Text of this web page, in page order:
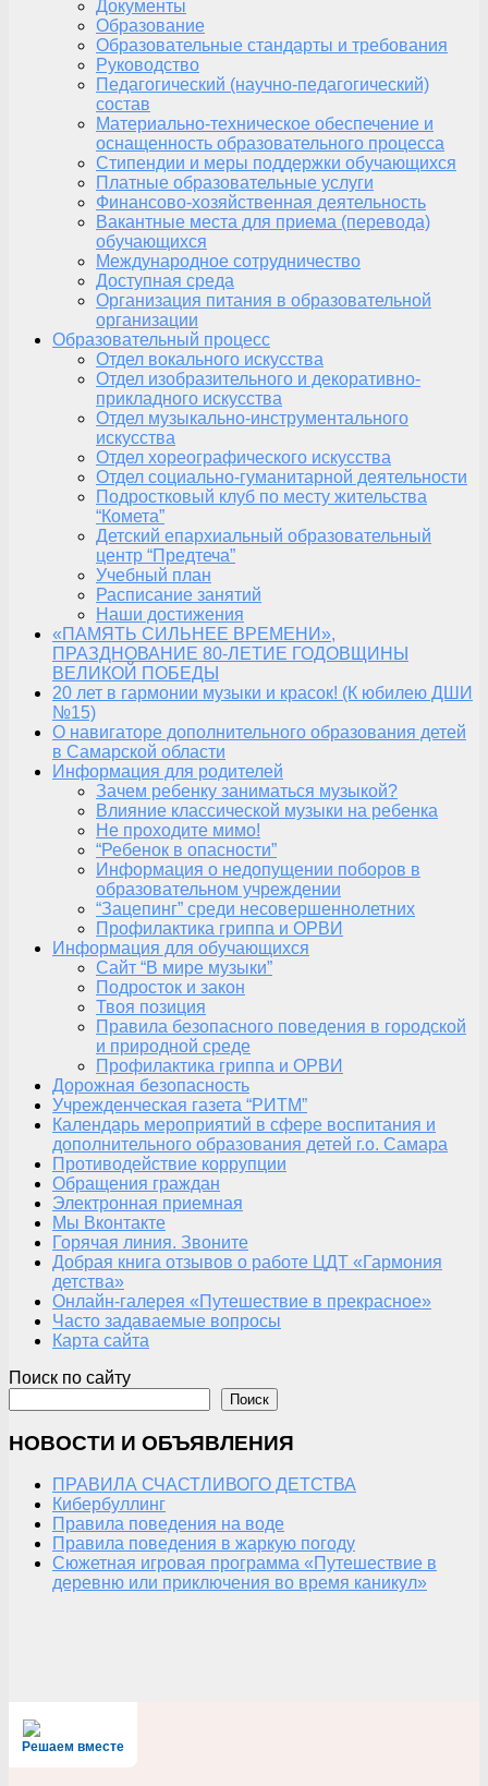
Документы
Образование
Образовательные стандарты и требования
Руководство
Педагогический (научно-педагогический)
состав
Материально-техническое обеспечение и
оснащенность образовательного процесса
Стипендии и меры поддержки обучающихся
Платные образовательные услуги
Финансово-хозяйственная деятельность
Вакантные места для приема (перевода)
обучающихся
Международное сотрудничество
Доступная среда
Организация питания в образовательной
организации
Образовательный процесс
Отдел вокального искусства
Отдел изобразительного и декоративно-
прикладного искусства
Отдел музыкально-инструментального
искусства
Отдел хореографического искусства
Отдел социально-гуманитарной деятельности
Подростковый клуб по месту жительства
“Комета”
Детский епархиальный образовательный
центр “Предтеча”
Учебный план
Расписание занятий
Наши достижения
«ПАМЯТЬ СИЛЬНЕЕ ВРЕМЕНИ»,
ПРАЗДНОВАНИЕ 80-ЛЕТИЕ ГОДОВЩИНЫ
ВЕЛИКОЙ ПОБЕДЫ
20 лет в гармонии музыки и красок! (К юбилею ДШИ
№15)
О навигаторе дополнительного образования детей
в Самарской области
Информация для родителей
Зачем ребенку заниматься музыкой?
Влияние классической музыки на ребенка
Не проходите мимо!
“Ребенок в опасности”
Информация о недопущении поборов в
образовательном учреждении
“Зацепинг” среди несовершеннолетних
Профилактика гриппа и ОРВИ
Информация для обучающихся
Сайт “В мире музыки”
Подросток и закон
Твоя позиция
Правила безопасного поведения в городской
и природной среде
Профилактика гриппа и ОРВИ
Дорожная безопасность
Учрежденческая газета “РИТМ”
Календарь мероприятий в сфере воспитания и
дополнительного образования детей г.о. Самара
Противодействие коррупции
Обращения граждан
Электронная приемная
Мы Вконтакте
Горячая линия. Звоните
Добрая книга отзывов о работе ЦДТ «Гармония
детства»
Онлайн-галерея «Путешествие в прекрасное»
Часто задаваемые вопросы
Карта сайта
Поиск по сайту
Поиск
НОВОСТИ И ОБЪЯВЛЕНИЯ
ПРАВИЛА СЧАСТЛИВОГО ДЕТСТВА
Кибербуллинг
Правила поведения на воде
Правила поведения в жаркую погоду
Сюжетная игровая программа «Путешествие в
деревню или приключения во время каникул»
Решаем вместе